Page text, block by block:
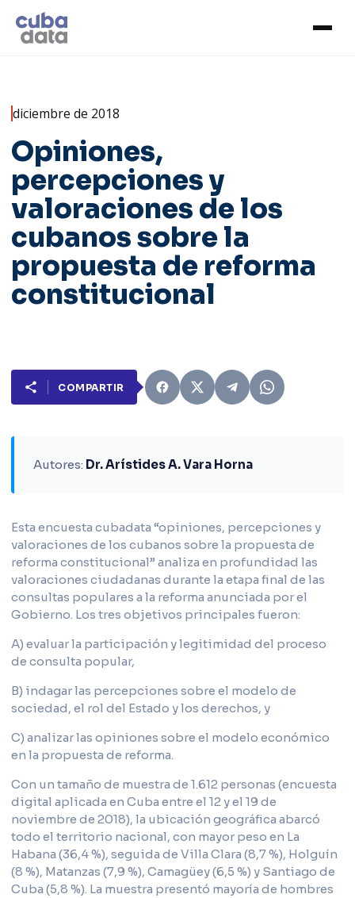
diciembre de 2018
Opiniones,
percepciones y
valoraciones de los
cubanos sobre la
propuesta de reforma
constitucional
COMPARTIR
Autores: Dr. Arístides A. Vara Horna
Esta encuesta cubadata “opiniones, percepciones y
valoraciones de los cubanos sobre la propuesta de
reforma constitucional” analiza en profundidad las
valoraciones ciudadanas durante la etapa final de las
consultas populares a la reforma anunciada por el
Gobierno. Los tres objetivos principales fueron:
A) evaluar la participación y legitimidad del proceso
de consulta popular,
B) indagar las percepciones sobre el modelo de
sociedad, el rol del Estado y los derechos, y
C) analizar las opiniones sobre el modelo económico
en la propuesta de reforma.
Con un tamaño de muestra de 1.612 personas (encuesta
digital aplicada en Cuba entre el 12 y el 19 de
noviembre de 2018), la ubicación geográfica abarcó
todo el territorio nacional, con mayor peso en La
Habana (36,4 %), seguida de Villa Clara (8,7 %), Holguín
(8 %), Matanzas (7,9 %), Camagüey (6,5 %) y Santiago de
Cuba (5,8 %). La muestra presentó mayoría de hombres